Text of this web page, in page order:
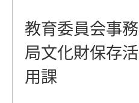
教育委員会事務
局文化財保存活
用課